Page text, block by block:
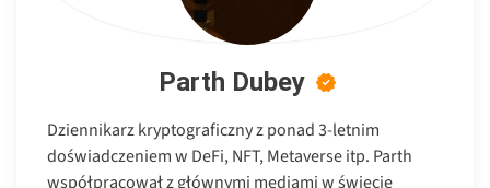
Parth Dubey
Dziennikarz kryptograficzny z ponad 3-letnim
doświadczeniem w DeFi, NFT, Metaverse itp. Parth
współpracował z głównymi mediami w świecie